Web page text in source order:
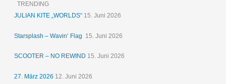
TRENDING
JULIAN KITE „WORLDS“ 15. Juni 2026
Starsplash – Wavin‘ Flag 15. Juni 2026
SCOOTER – NO REWIND 15. Juni 2026
27. März 2026 12. Juni 2026